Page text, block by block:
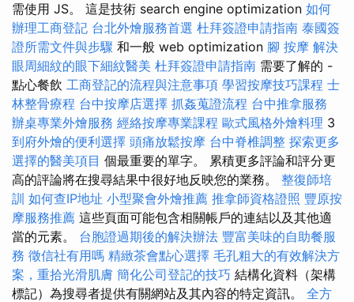
需使用 JS。 這是技術 search engine optimization 如何
辦理工商登記 台北外燴服務首選 杜拜簽證申請指南 泰國簽
證所需文件與步驟 和一般 web optimization 腳 按摩 解決
眼周細紋的眼下細紋醫美 杜拜簽證申請指南 需要了解的 -
點心餐飲 工商登記的流程與注意事項 學習按摩技巧課程 士
林整骨療程 台中按摩店選擇 抓姦蒐證流程 台中推拿服務
辦桌專業外燴服務 經絡按摩專業課程 歐式風格外燴料理 3
到府外燴的便利選擇 頭痛放鬆按摩 台中脊椎調整 探索更多
選擇的醫美項目 個最重要的單字。 累積更多評論和評分更
高的評論將在搜尋結果中很好地反映您的業務。 整復師培
訓 如何查IP地址 小型聚會外燴推薦 推拿師資格證照 豐原按
摩服務推薦 這些頁面可能包含相關帳戶的連結以及其他適
當的元素。 台胞證過期後的解決辦法 豐富美味的自助餐服
務 徵信社有用嗎 精緻茶會點心選擇 毛孔粗大的有效解決方
案，重拾光滑肌膚 簡化公司登記的技巧 結構化資料（架構
標記）為搜尋者提供有關網站及其內容的特定資訊。 全方